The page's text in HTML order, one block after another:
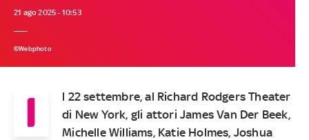
21 ago 2025 - 10:53
©Webphoto
I
l 22 settembre, al Richard Rodgers Theater
di New York, gli attori James Van Der Beek,
Michelle Williams, Katie Holmes, Joshua